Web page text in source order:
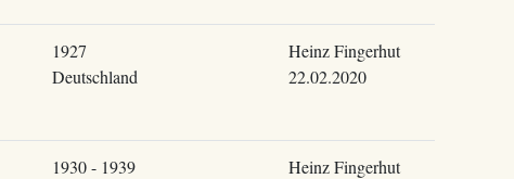
1927
Deutschland
Heinz Fingerhut
22.02.2020
1930 - 1939
Heinz Fingerhut